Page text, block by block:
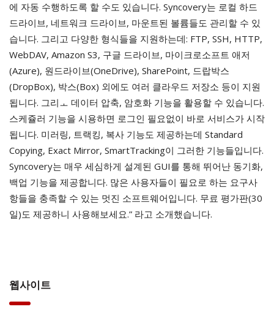
에 자동 수행하도록 할 수도 있습니다. Syncovery는 로컬 하드
드라이브, 네트워크 드라이브, 마운트된 볼륨들도 관리할 수 있
습니다. 그리고 다양한 형식들을 지원하는데: FTP, SSH, HTTP,
WebDAV, Amazon S3, 구글 드라이브, 마이크로소프트 애저
(Azure), 원드라이브(OneDrive), SharePoint, 드랍박스
(DropBox), 박스(Box) 외에도 여러 클라우드 저장소 등이 지원
됩니다. 그리ㅗ 데이터 압축, 암호화 기능을 활용할 수 있습니다.
스케쥴러 기능을 시용하면 로그인 필요없이 바로 서비스가 시작
됩니다. 미러링, 트랙킹, 복사 기능도 제공하는데 Standard
Copying, Exact Mirror, SmartTracking이 그러한 기능들입니다.
Syncovery는 매우 세심하게 설계된 GUI를 통해 뛰어난 동기화,
백업 기능을 제공합니다. 많은 사용자들이 필요로 하는 요구사
항들을 충족할 수 있는 멋진 소프트웨어입니다. 무료 평가판(30
일)도 제공하니 사용해보세요.” 라고 소개했습니다.
웹사이트